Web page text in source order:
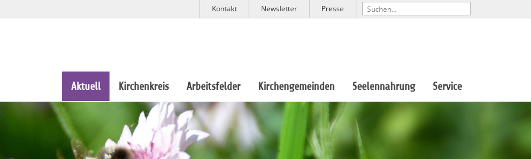
Presse
Newsletter
Kontakt
Aktuell Kirchenkreis Arbeitsfelder Kirchengemeinden Seelennahrung Service